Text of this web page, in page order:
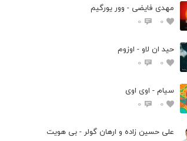
مهدی فایضی - وور یورگیم
0
0
حید ان لاو - اوزوم
0
0
سیام - اوی اوی
0
0
علی حسین زاده و ارهان گولر - بی هویت